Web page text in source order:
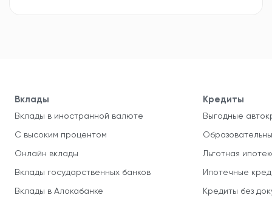
Вклады
Вклады в иностранной валюте
С высоким процентом
Онлайн вклады
Вклады государственных банков
Вклады в Алокабанке
Кредиты
Выгодные
Льготная
Ипотечные
Кредиты без